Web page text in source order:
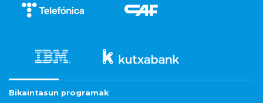
Bikaintasun programak